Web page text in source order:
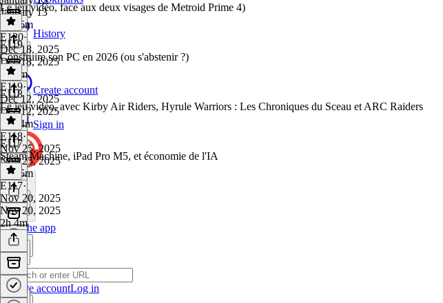
History
Create account
Sign in
Get the app
Create accountLog in
January 13
1h 56m
Le jeu vidéo, face aux deux visages de Metroid Prime 4)
E120·
Dec 18, 2025
Dec 18, 2025
1h 9m
E119
Construire son PC en 2026 (ou s'abstenir ?)
E119·
Dec 12, 2025
Dec 12, 2025
1h 24m
E118
Le jeu vidéo, avec Kirby Air Riders, Hyrule Warriors : Les Chroniques du Sceau et ARC Raiders
E118·
Nov 25, 2025
Nov 25, 2025
1h 45m
E117
Steam Machine, iPad Pro M5, et économie de l'IA
E117·
Nov 20, 2025
Nov 20, 2025
2h 4m